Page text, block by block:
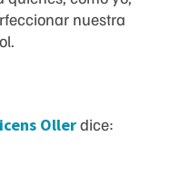
nuestra
Ollerdice: